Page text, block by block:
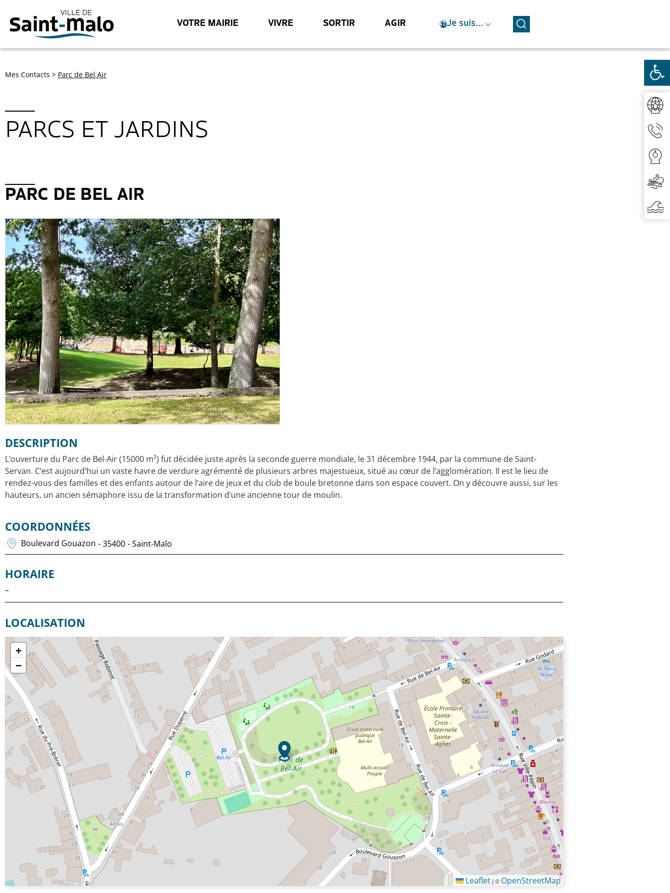
VOTRE MAIRIE VIVRE SORTIR AGIR Je suis... ⌵
Mes Contacts > Parc de Bel Air
PARCS ET JARDINS
PARC DE BEL AIR
DESCRIPTION
L’ouverture du Parc de Bel-Air (15000 m²) fut décidée juste après la seconde guerre mondiale, le 31 décembre 1944, par la commune de Saint-
Servan. C’est aujourd’hui un vaste havre de verdure agrémenté de plusieurs arbres majestueux, situé au cœur de l’agglomération. Il est le lieu de
rendez-vous des familles et des enfants autour de l’aire de jeux et du club de boule bretonne dans son espace couvert. On y découvre aussi, sur les
hauteurs, un ancien sémaphore issu de la transformation d’une ancienne tour de moulin.
COORDONNÉES
Boulevard Gouazon - 35400 - Saint-Malo
HORAIRE
–
LOCALISATION
+
−
Leaflet | © OpenStreetMap